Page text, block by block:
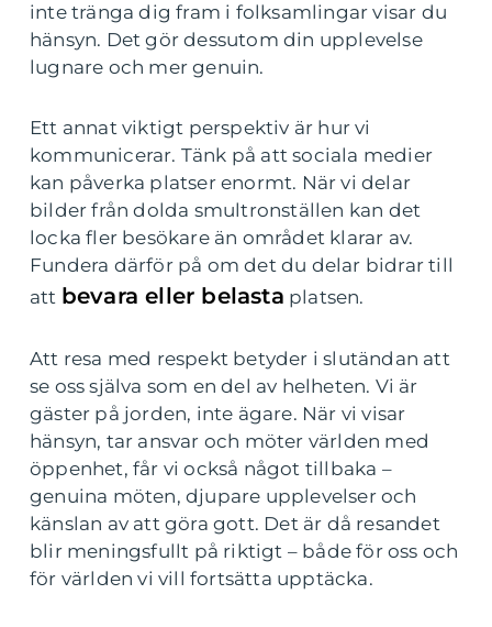
inte tränga dig fram i folksamlingar visar du
hänsyn. Det gör dessutom din upplevelse
lugnare och mer genuin.
Ett annat viktigt perspektiv är hur vi
kommunicerar. Tänk på att sociala medier
kan påverka platser enormt. När vi delar
bilder från dolda smultronställen kan det
locka fler besökare än området klarar av.
Fundera därför på om det du delar bidrar till
att bevara eller belasta platsen.
Att resa med respekt betyder i slutändan att
se oss själva som en del av helheten. Vi är
gäster på jorden, inte ägare. När vi visar
hänsyn, tar ansvar och möter världen med
öppenhet, får vi också något tillbaka –
genuina möten, djupare upplevelser och
känslan av att göra gott. Det är då resandet
blir meningsfullt på riktigt – både för oss och
för världen vi vill fortsätta upptäcka.